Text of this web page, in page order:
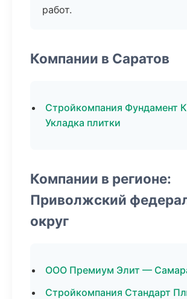
работ.
Компании в Саратов
Стройкомпания Фундамент
Укладка плитки
Компании в регионе:
Приволжский
округ
ООО Премиум Элит —
Стройкомпания Стандарт